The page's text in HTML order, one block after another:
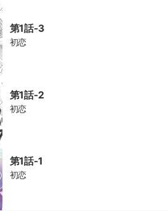
第1話-3
初恋
第1話-2
初恋
第1話-1
初恋